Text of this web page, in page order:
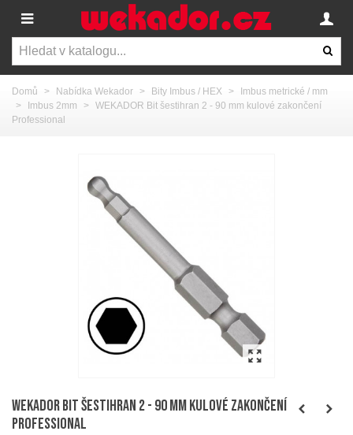
Domů > Nabídka Wekador > Bity Imbus / HEX >
Imbus metrické / mm
>
Imbus 2mm > WEKADOR Bit šestihran 2 - 90 mm kulové zakončení
Professional
WEKADOR Bit šestihran 2 - 90 mm kulové zakončení
Professional